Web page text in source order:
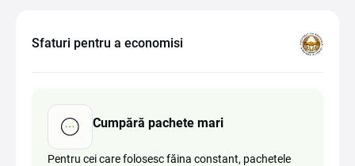
Sfaturi pentru a economisi
Cumpără pachete mari
Pentru cei care folosesc făina constant, pachetele